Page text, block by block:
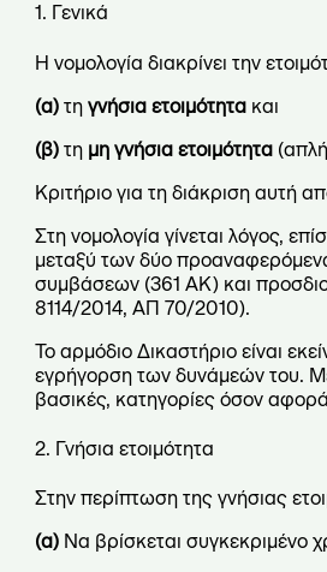
1. Γενικά
Η νομολογία διακρίνει την
(α)τη γνήσια ετοιμότητα και
(β)τη μη γνήσια ετοιμότητα(απλή
Κριτήριο για τη διάκριση αυτή
Στη νομολογία γίνεται λόγος,
μεταξύ των δύο
συμβάσεων (361 ΑΚ) και
8114/2014, ΑΠ 70/2010).
Το αρμόδιο Δικαστήριο είναι
εγρήγορση των δυνάμεών του.
βασικές, κατηγορίες όσον
2. Γνήσια ετοιμότητα
Στην περίπτωση της γνήσιας
(α)Να βρίσκεται συγκεκριμένο